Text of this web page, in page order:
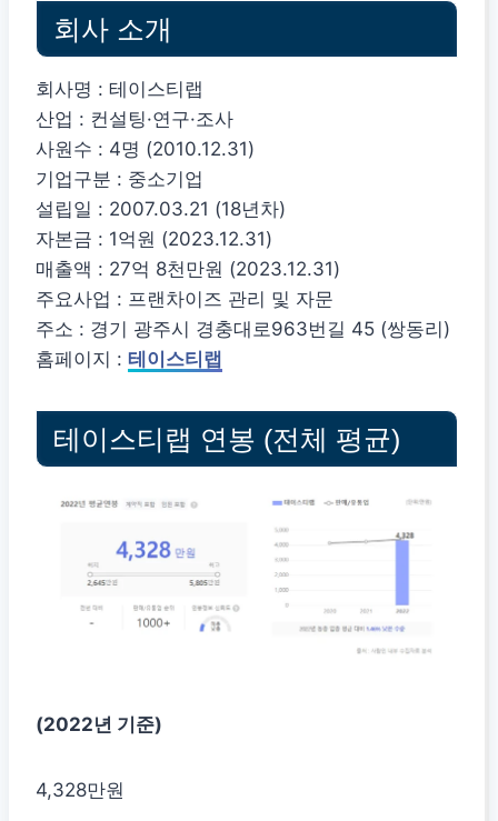
회사 소개
회사명 : 테이스티랩
산업 : 컨설팅·연구·조사
사원수 : 4명 (2010.12.31)
기업구분 : 중소기업
설립일 : 2007.03.21 (18년차)
자본금 : 1억원 (2023.12.31)
매출액 : 27억 8천만원 (2023.12.31)
주요사업 : 프랜차이즈 관리 및 자문
주소 : 경기 광주시 경충대로963번길 45 (쌍동리)
홈페이지 : 테이스티랩
테이스티랩 연봉 (전체 평균)
(2022년 기준)
4,328만원